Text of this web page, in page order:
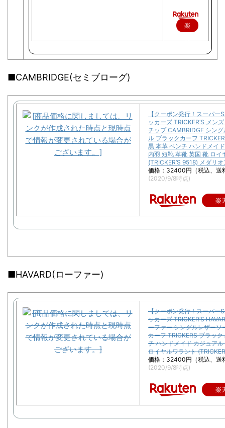
楽
で
■CAMBRIDGE(セミブローグ)
【クーポン発行！スーパー
ッカーズ TRICKER’S メン
チップ CAMBRIDGE シン
ル ブラックカーフ
黒 本革 ベンチ ハンドメイ
内羽 短靴 革靴 英国 靴 ロイ
(TRICKER’S 9518) メダリオ
価格：32400円（税込、送
(2020/9/8時点)
楽
■HAVARD(ローファー)
【クーポン発行！スーパー
ッカーズ TRICKER’S
ーファー シングルレザーソ
カーフ TRICKERS ブラック
チ ハンドメイド カジュア
ロイヤルワラント
価格：32400円（税込、送
(2020/9/8時点)
楽